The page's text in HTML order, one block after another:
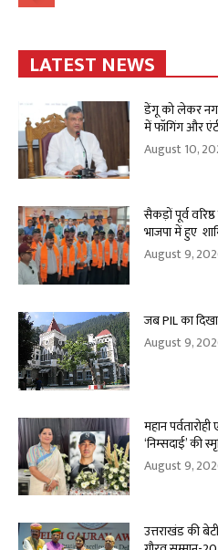
LATEST NEWS
डेंगू को लेकर नगर
में फॉगिंग और
August 10,
सैकड़ों पूर्व
भाजपा में हुए
August 9,
जब PIL का
August 9,
महान
‘निम्सदाई’ की
August 9,
उत्तराखंड की